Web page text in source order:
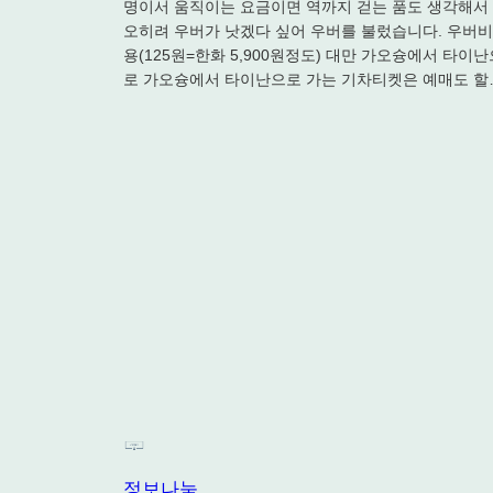
명이서 움직이는 요금이면 역까지 걷는 품도 생각해서
오히려 우버가 낫겠다 싶어 우버를 불렀습니다. 우버비
용(125원=한화 5,900원정도) 대만 가오슝에서 타이난
로 가오슝에서 타이난으로 가는 기차티켓은 예매도